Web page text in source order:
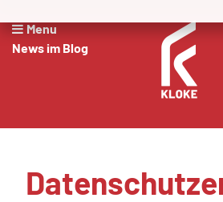
Menu
News im Blog